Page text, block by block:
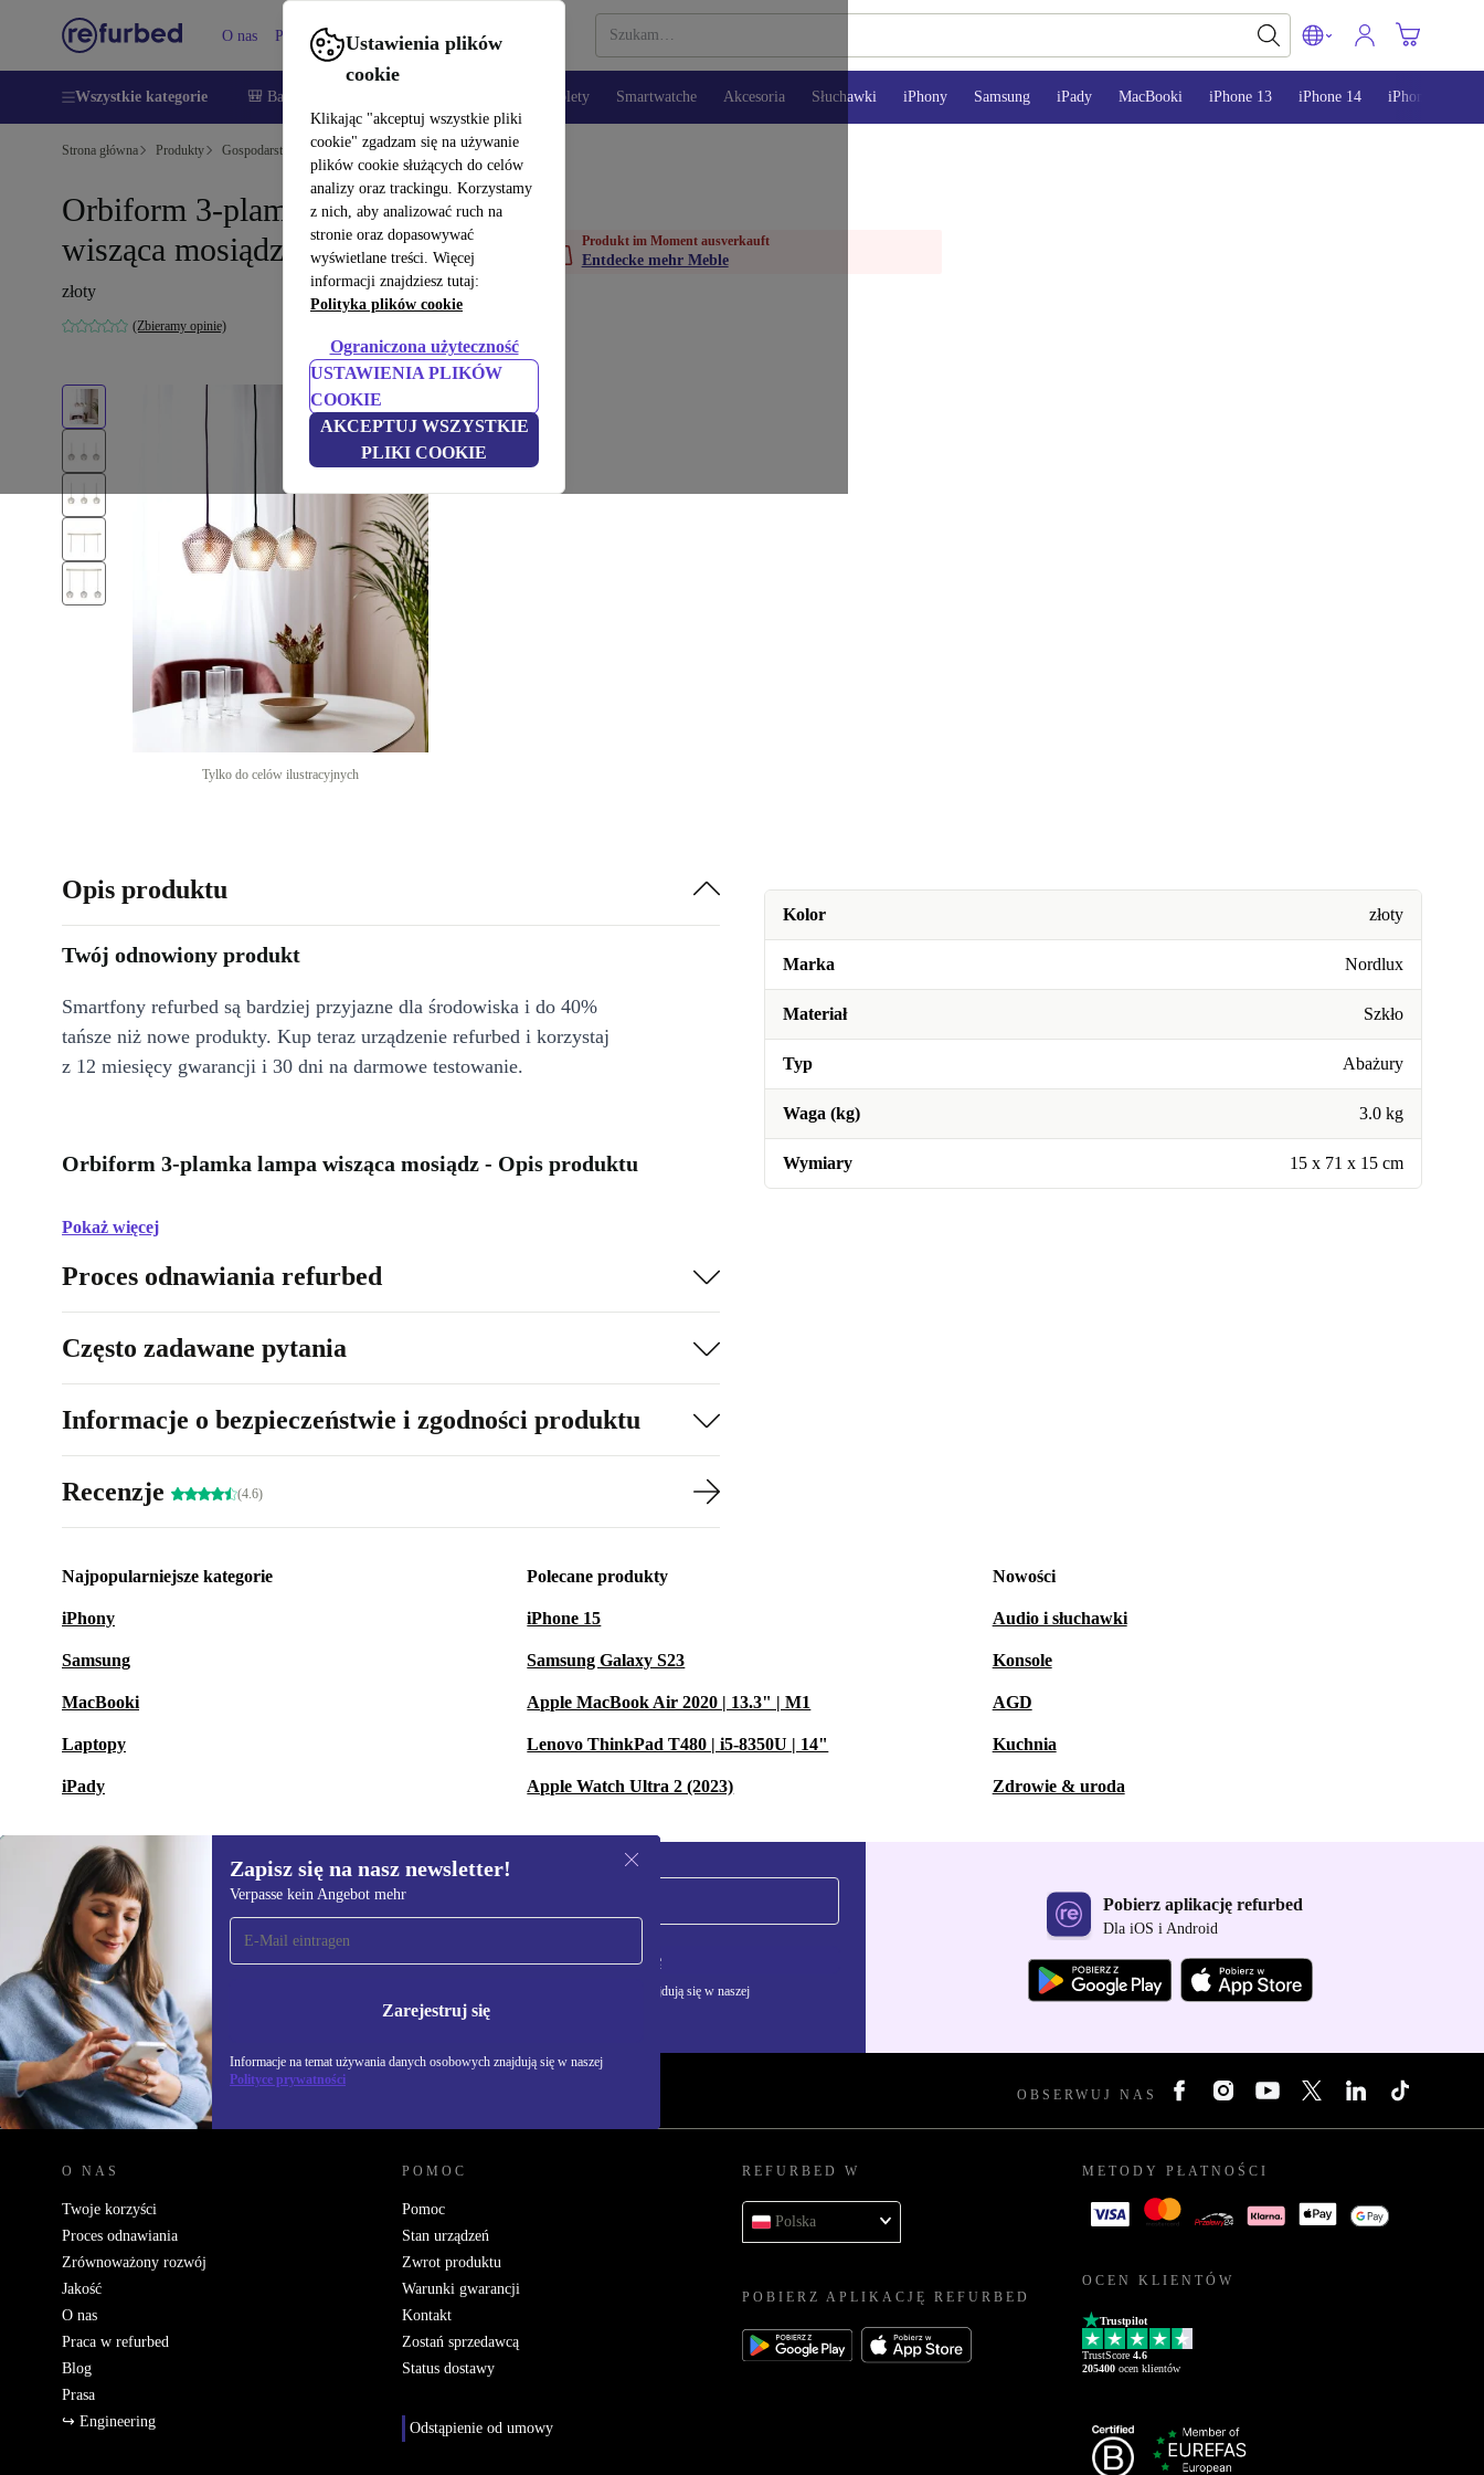
Ustawienia plików
cookie
Klikając "akceptuj wszystkie pliki
cookie" zgadzam się na używanie
plików cookie służących do celów
analizy oraz trackingu. Korzystamy
z nich, aby analizować ruch na
stronie oraz dopasowywać
wyświetlane treści. Więcej
informacji znajdziesz tutaj:
Polityka plików cookie
Ograniczona użyteczność
USTAWIENIA PLIKÓW
COOKIE
AKCEPTUJ WSZYSTKIE
PLIKI COOKIE
O nas Pomoc
Wszystkie kategorie 🎒 Back to school Tablety Smartwatche Akcesoria Słuchawki iPhony Samsung iPady MacBooki iPhone 13 iPhone 14 iPhone 15
Strona główna Produkty Gospodarstwo domowe Meble
Orbiform 3-plamka lampa
wisząca mosiądz
złoty
(Zbieramy opinie)
Tylko do celów ilustracyjnych
Produkt im Moment ausverkauft
Entdecke mehr Meble
Kolor złoty
Marka Nordlux
Materiał Szkło
Typ Abażury
Waga (kg) 3.0 kg
Wymiary 15 x 71 x 15 cm
Opis produktu
Twój odnowiony produkt
Smartfony refurbed są bardziej przyjazne dla środowiska i do 40%
tańsze niż nowe produkty. Kup teraz urządzenie refurbed i korzystaj
z 12 miesięcy gwarancji i 30 dni na darmowe testowanie.
Orbiform 3-plamka lampa wisząca mosiądz - Opis produktu
Pokaż więcej
Proces odnawiania refurbed
Często zadawane pytania
Informacje o bezpieczeństwie i zgodności produktu
Recenzje (4.6)
Najpopularniejsze kategorie
iPhony
Samsung
MacBooki
Laptopy
iPady
Polecane produkty
iPhone 15
Samsung Galaxy S23
Apple MacBook Air 2020 | 13.3" | M1
Lenovo ThinkPad T480 | i5-8350U | 14"
Apple Watch Ultra 2 (2023)
Nowości
Audio i słuchawki
Konsole
AGD
Kuchnia
Zdrowie & uroda
Zapisz się na nasz newsletter!
Verpasse kein Angebot mehr
Zarejestruj się
Informacje na temat używania danych osobowych znajdują się w naszej
Polityce prywatności
Zapisz się na nasz
newsletter!
Nie przegap żadnej oferty.
Zarejestruj się
Informacje na temat używania danych osobowych znajdują się w naszej
Polityce prywatności
Pobierz aplikację refurbed
Dla iOS i Android
REFURBED POLSKA - RETHINK NEW. OBSERWUJ NAS
O NAS
Twoje korzyści
Proces odnawiania
Zrównoważony rozwój
Jakość
O nas
Praca w refurbed
Blog
Prasa
↪ Engineering
POMOC
Pomoc
Stan urządzeń
Zwrot produktu
Warunki gwarancji
Kontakt
Zostań sprzedawcą
Status dostawy
Odstąpienie od umowy
REFURBED W
Polska
POBIERZ APLIKACJĘ REFURBED
METODY PŁATNOŚCI
OCEN KLIENTÓW
Trustpilot
TrustScore 4.6
205400 ocen klientów